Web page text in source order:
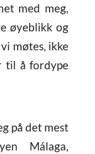
med meg,
øyeblikk og
møtes, ikke
til å fordype
på det mest
Málaga,